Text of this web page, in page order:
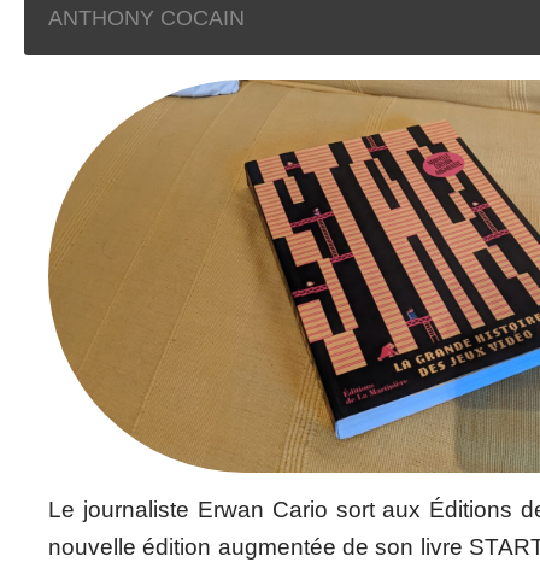
ANTHONY COCAIN
Le journaliste Erwan Cario sort aux Éditions
nouvelle édition augmentée de son livre